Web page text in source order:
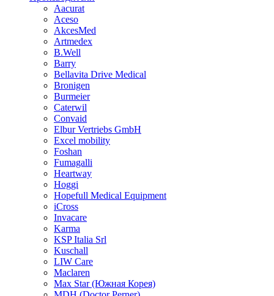
Aacurat
Aceso
AkcesMed
Artmedex
B.Well
Barry
Bellavita Drive Medical
Bronigen
Burmeier
Caterwil
Convaid
Elbur Vertriebs GmbH
Excel mobility
Foshan
Fumagalli
Heartway
Hoggi
Hopefull Medical Equipment
iCross
Invacare
Karma
KSP Italia Srl
Kuschall
LIW Care
Maclaren
Max Star (Южная Корея)